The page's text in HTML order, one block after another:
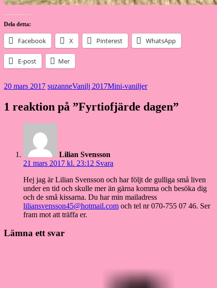
Dela detta:
Facebook X Pinterest WhatsApp
E-post Mer
20 mars 2017 suzanneVanilj 2017Mini-vaniljer
1 reaktion på ”Fyrtiofjärde dagen”
Lilian Svensson
21 mars 2017 kl. 23:12 Svara
Hej jag är Lilian Svensson och har följt de gulliga små liven
under en tid och skulle mer än gärna komma och besöka dig
och de små kissarna. Du har min mailadress
liliansvensson45@hotmail.com och tel nr 070-755 07 46. Ser
fram mot att träffa er.
Lämna ett svar